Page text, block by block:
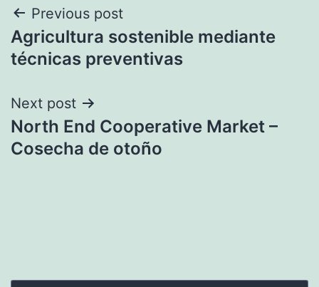
Navegación
de
Previous post
Agricultura sostenible mediante
técnicas preventivas
Next post
North End Cooperative Market –
Cosecha de otoño